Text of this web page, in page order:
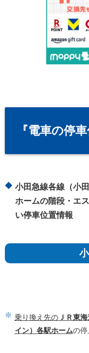
『電車の停
小田急線各線（小
ホームの階段・エ
い停車位置情報
乗り換え先のＪＲ東
イン）各駅ホームの停